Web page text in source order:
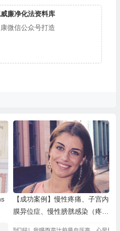
廉净化法资料库
微信公众号打造
【成功案例】慢性疼痛、子宫内
膜异位症、慢性膀胱感染（疼痛